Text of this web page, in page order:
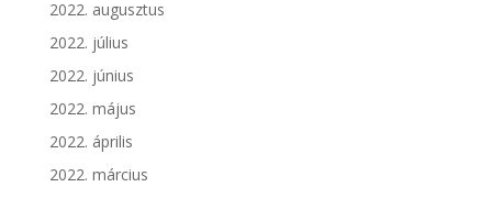
2022. augusztus
2022. július
2022. június
2022. május
2022. április
2022. március